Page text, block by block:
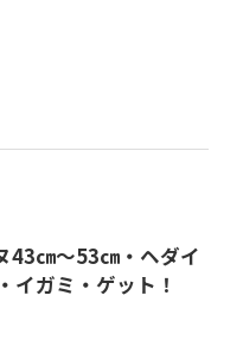
43㎝〜53㎝・ヘダイ
イガミ・ゲット！